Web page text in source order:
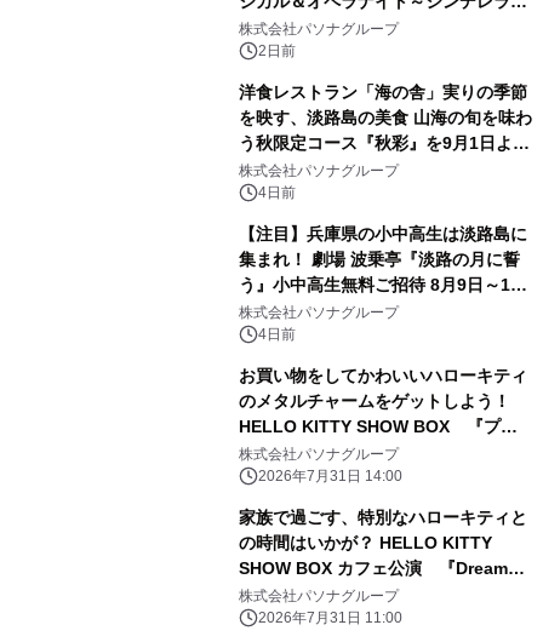
～』 9月4日より開催
株式会社パソナグループ
2日前
洋食レストラン「海の舎」実りの季節
を映す、淡路島の美食 山海の旬を味わ
う秋限定コース『秋彩』を9月1日より
提供開始
株式会社パソナグループ
4日前
【注目】兵庫県の小中高生は淡路島に
集まれ！ 劇場 波乗亭『淡路の月に誓
う』小中高生無料ご招待 8月9日～17
日の期間限定で実施
株式会社パソナグループ
4日前
お買い物をしてかわいいハローキティ
のメタルチャームをゲットしよう！
HELLO KITTY SHOW BOX 『プレ
ゼントキャンペーン』 8月8日より開
始
株式会社パソナグループ
2026年7月31日 14:00
家族で過ごす、特別なハローキティと
の時間はいかが？ HELLO KITTY
SHOW BOX カフェ公演 『Dreamy
Autumn』 9月1日より開催
株式会社パソナグループ
2026年7月31日 11:00